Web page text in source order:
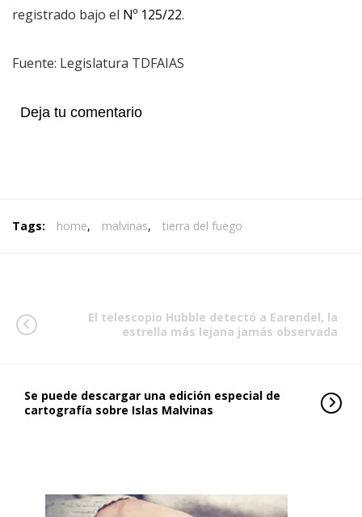
registrado bajo el Nº 125/22.
Fuente: Legislatura TDFAIAS
Deja tu comentario
Tags: home, malvinas, tierra del fuego
El telescopio Hubble detectó a Earendel, la
estrella más lejana jamás observada
Se puede descargar una edición especial de
cartografía sobre Islas Malvinas